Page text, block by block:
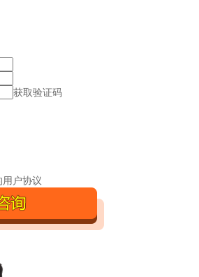
获取验证码
用户协议